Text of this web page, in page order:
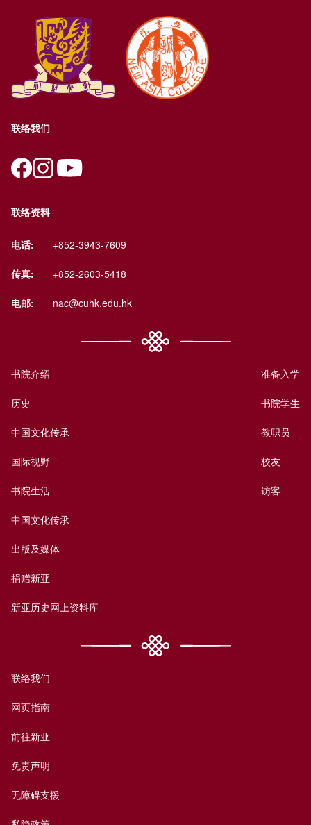
联络我们
联络资料
电话: +852-3943-7609
传真: +852-2603-5418
电邮: nac@cuhk.edu.hk
书院介绍
历史
中国文化传承
国际视野
书院生活
中国文化传承
出版及媒体
捐赠新亚
新亚历史网上资料库
准备入学
书院学生
教职员
校友
访客
联络我们
网页指南
前往新亚
免责声明
无障碍支援